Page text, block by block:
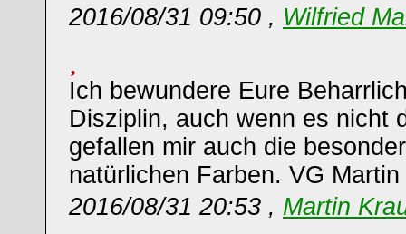
2016/08/31 09:50 , Wilfried
Ich bewundere Eure
Disziplin, auch wenn es nicht
gefallen mir auch die
natürlichen Farben. VG Martin
2016/08/31 20:53 , Martin